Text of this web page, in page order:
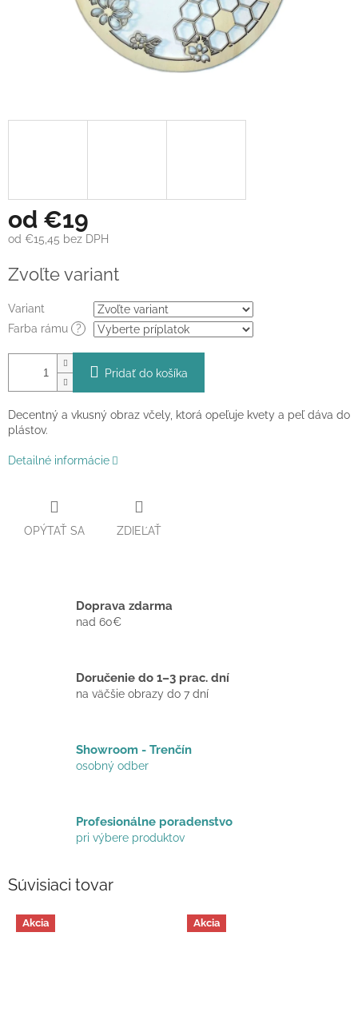
od €19
od €15,45 bez DPH
cena:
Zvoľte variant
Variant
Farba rámu
?
Pridať do košíka
Decentný a vkusný obraz včely, ktorá opeľuje kvety a peľ dáva do
plástov.
Detailné informácie
OPÝTAŤ SA ZDIEĽAŤ
Doprava zdarma
nad 60€
Doručenie do 1–3 prac. dní
na väčšie obrazy do 7 dní
Showroom - Trenčín
osobný odber
Profesionálne poradenstvo
pri výbere produktov
Súvisiaci tovar
Akcia Akcia